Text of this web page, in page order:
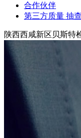
合作伙伴
第三方质量 抽查
陕西西咸新区贝斯特